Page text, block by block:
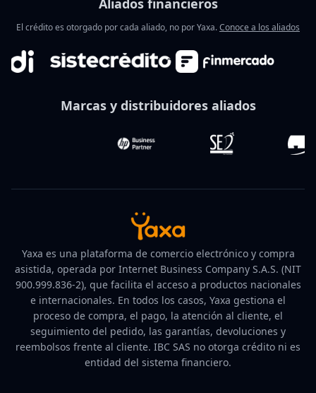
Aliados financieros
El crédito es otorgado por cada aliado, no por Yaxa.Conoce a los aliados
Marcas y distribuidores aliados
Yaxa es una plataforma de comercio electrónico y compra
asistida, operada por Internet Business Company S.A.S. (NIT
900.999.836-2), que facilita el acceso a productos nacionales
e internacionales. En todos los casos, Yaxa gestiona el
proceso de compra, el pago, la atención al cliente, el
seguimiento del pedido, las garantías, devoluciones y
reembolsos frente al cliente. IBC SAS no otorga crédito ni es
entidad del sistema financiero.